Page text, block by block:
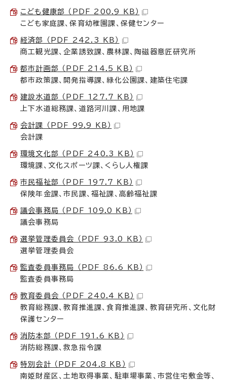
こども健康部 （PDF 200.9 KB）
こども家庭課、保育幼稚園課、保健センター
経済部 （PDF 242.3 KB）
商工観光課、企業誘致課、農林課、陶磁器意匠研究所
都市計画部 （PDF 214.5 KB）
都市政策課、開発指導課、緑化公園課、建築住宅課
建設水道部 （PDF 127.7 KB）
上下水道総務課、道路河川課、用地課
会計課 （PDF 99.9 KB）
会計課
環境文化部 （PDF 240.3 KB）
環境課、文化スポーツ課、くらし人権課
市民福祉部 （PDF 197.7 KB）
保険年金課、市民課、福祉課、高齢福祉課
議会事務局 （PDF 109.0 KB）
議会事務局
選挙管理委員会 （PDF 93.0 KB）
選挙管理委員会
監査委員事務局 （PDF 86.6 KB）
監査委員事務局
教育委員会 （PDF 240.4 KB）
教育総務課、教育推進課、食育推進課、教育研究所、文化財
保護センター
消防本部 （PDF 191.6 KB）
消防総務課、救急指令課
特別会計 （PDF 204.8 KB）
南姫財産区、土地取得事業、駐車場事業、市営住宅敷金等、